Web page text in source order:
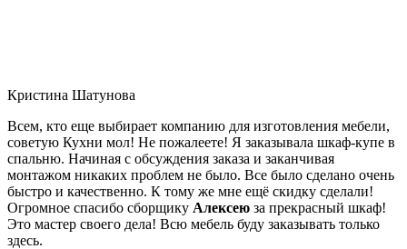
Кристина Шатунова
Всем, кто еще выбирает компанию для изготовления мебели,
советую Кухни мол! Не пожалеете! Я заказывала шкаф-купе в
спальню. Начиная с обсуждения заказа и заканчивая
монтажом никаких проблем не было. Все было сделано очень
быстро и качественно. К тому же мне ещё скидку сделали!
Огромное спасибо сборщику Алексею за прекрасный шкаф!
Это мастер своего дела! Всю мебель буду заказывать только
здесь.